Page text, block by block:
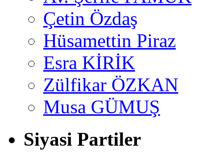
Çetin Özdaş
Hüsamettin Piraz
Esra KİRİK
Zülfikar ÖZKAN
Musa GÜMUŞ
Siyasi Partiler